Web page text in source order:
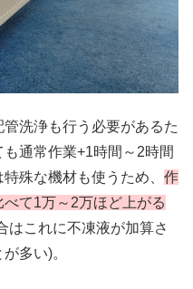
洗浄も行う必要があるた
通常作業+1時間～2時間
殊な機材も使うため、 作
て1万～2万ほど上がる
はこれに不凍液が加算さ
多い)。